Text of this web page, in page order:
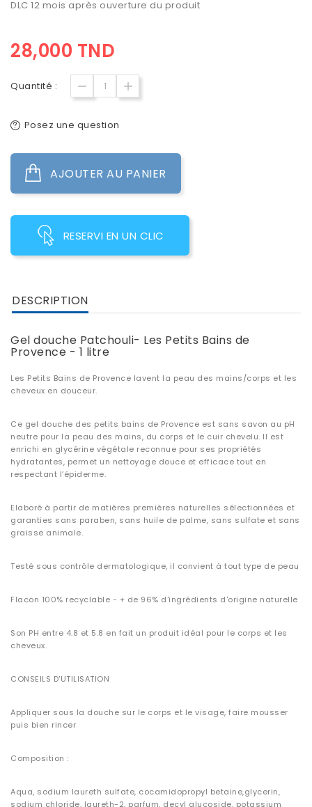
DLC 12 mois après ouverture du produit
28,000 TND
Quantité :
Posez une question
AJOUTER AU PANIER
RESERVI EN UN CLIC
DESCRIPTION
Gel douche Patchouli- Les Petits Bains de
Provence - 1 litre
Les Petits Bains de Provence lavent la peau des mains/corps et les
cheveux en douceur.
Ce gel douche des petits bains de Provence est sans savon au pH
neutre pour la peau des mains, du corps et le cuir chevelu. Il est
enrichi en glycérine végétale reconnue pour ses propriétés
hydratantes, permet un nettoyage douce et efficace tout en
respectant l’épiderme.
Elaboré à partir de matières premières naturelles sélectionnées et
garanties sans paraben, sans huile de palme, sans sulfate et sans
graisse animale.
Testé sous contrôle dermatologique, il convient à tout type de peau
Flacon 100% recyclable - + de 96% d'ingrédients d'origine naturelle
Son PH entre 4.8 et 5.8 en fait un produit idéal pour le corps et les
cheveux.
CONSEILS D'UTILISATION
Appliquer sous la douche sur le corps et le visage, faire mousser
puis bien rincer
Composition :
Aqua, sodium laureth sulfate, cocamidopropyl betaine,glycerin,
sodium chloride, laureth-2, parfum, decyl glucoside, potassium